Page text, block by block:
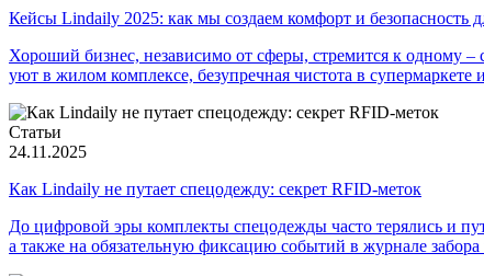
Кейсы Lindaily 2025: как мы создаем комфорт и
Хороший бизнес, независимо от сферы, стремится к одному –
уют в жилом комплексе, безупречная чистота в супермаркете
Статьи
24.11.2025
Как Lindaily не путает спецодежду: секрет RFID-меток
До цифровой эры комплекты спецодежды часто терялись и
а также на обязательную фиксацию событий в журнале